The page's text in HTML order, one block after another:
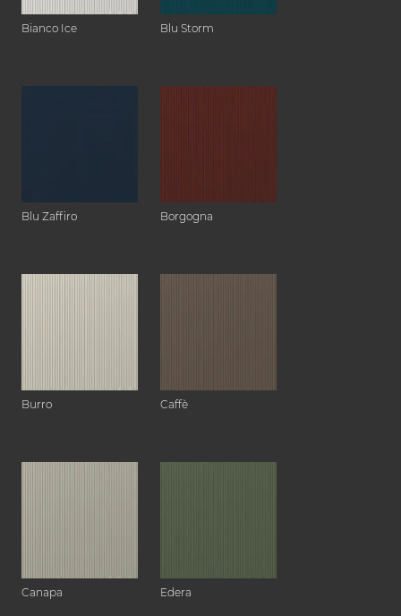
Bianco Ice Blu Storm
Blu Zaffiro Borgogna
Burro Caffè
Canapa Edera